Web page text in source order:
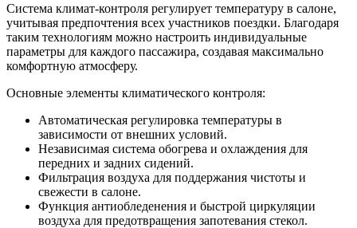
Система климат-контроля регулирует температуру в салоне,
учитывая предпочтения всех участников поездки. Благодаря
таким технологиям можно настроить индивидуальные
параметры для каждого пассажира, создавая максимально
комфортную атмосферу.
Основные элементы климатического контроля:
Автоматическая регулировка температуры в
зависимости от внешних условий.
Независимая система обогрева и охлаждения для
передних и задних сидений.
Фильтрация воздуха для поддержания чистоты и
свежести в салоне.
Функция антиобледенения и быстрой циркуляции
воздуха для предотвращения запотевания стекол.